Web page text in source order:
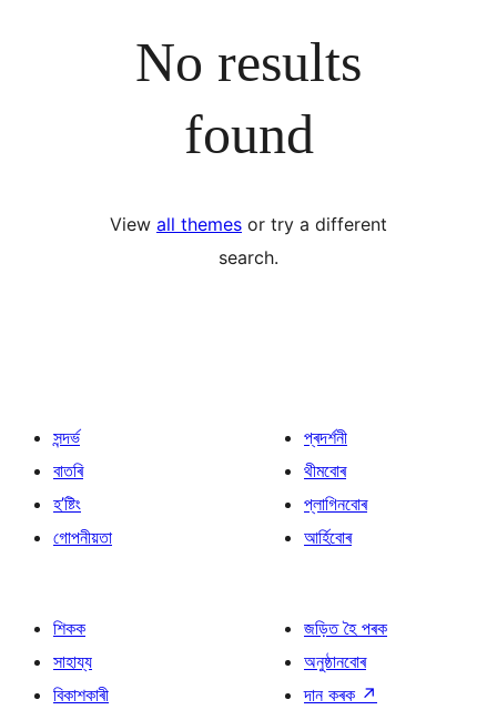
No results
found
View all themes or try a different
search.
সন্দৰ্ভ
বাতৰি
হ’ষ্টিং
গোপনীয়তা
প্ৰদৰ্শনী
থীমবোৰ
প্লাগিনবোৰ
আৰ্হিবোৰ
শিকক
সাহায্য
বিকাশকাৰী
জড়িত হৈ পৰক
অনুষ্ঠানবোৰ
দান কৰক ↗